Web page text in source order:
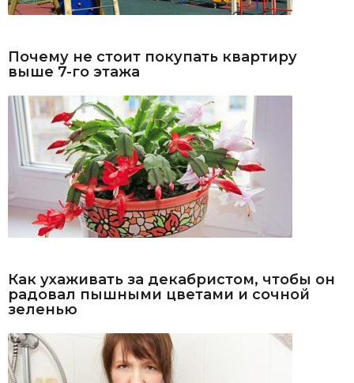
Почему не стоит покупать квартиру
выше 7-го этажа
Как ухаживать за декабристом, чтобы он
радовал пышными цветами и сочной
зеленью